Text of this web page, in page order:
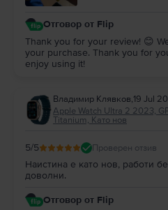
Отговор от Flip
Thank you for your review! 😊
your purchase. Thank you for
enjoy using it!
Владимир Клявков,19 Jul
Apple Watch Ultra 2 2023,
Titanium, Като нов
5/5 Проверен отзив
Наистина е като нов, работи
доволни.
Отговор от Flip